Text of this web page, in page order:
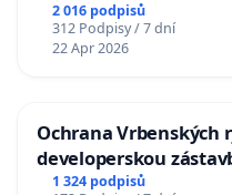
2 016 podpisů
312 Podpisy / 7 dní
22 Apr 2026
Ochrana Vrbenských
developerskou
1 324 podpisů